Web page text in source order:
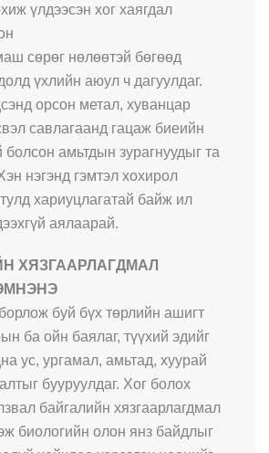
үлдээсэн хог хаягдал
сөрөг нөлөөтэй бөгөөд
үхлийн аюул ч дагуулдаг.
орсон метал, хуванцар
савлагаанд гацаж биеийн
болсон амьтдын зурагнуудыг та
нэгэнд гэмтэл хохирол
хариуцлагатай байж ил
аялаарай.
ХЯЗГААРЛАГДМАЛ
буй бүх төрлийн ашигт
ба ойн баялаг, түүхий эдийг
ус, ургамал, амьтад, хуурай
бууруулдаг. Хог болох
байгалийн хязгаарлагдмал
биологийн олон янз байдлыг